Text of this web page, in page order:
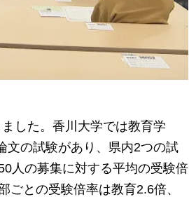
した。香川大学では教育学
文の試験があり、県内2つの試
人の募集に対する平均の受験倍
との受験倍率は教育2.6倍、